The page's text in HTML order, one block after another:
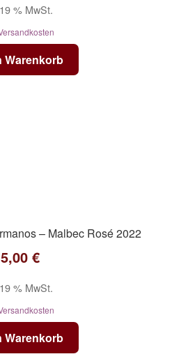
% MwSt.
Warenkorb
– Malbec Rosé 2022
€
% MwSt.
Warenkorb